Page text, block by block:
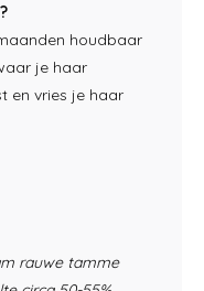
houdbaar
je haar
en vries je haar
rauwe tamme